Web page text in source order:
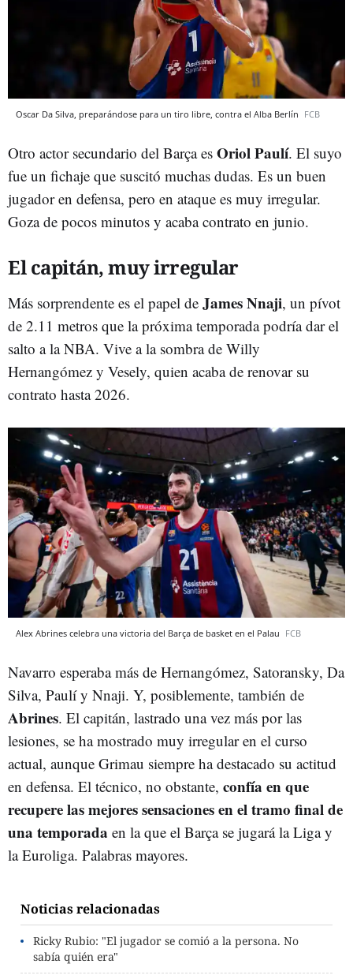
Oscar Da Silva, preparándose para un tiro libre, contra el Alba Berlín FCB
Otro actor secundario del Barça es Oriol Paulí. El suyo
fue un fichaje que suscitó muchas dudas. Es un buen
jugador en defensa, pero en ataque es muy irregular.
Goza de pocos minutos y acaba contrato en junio.
El capitán, muy irregular
Más sorprendente es el papel de James Nnaji, un pívot
de 2.11 metros que la próxima temporada podría dar el
salto a la NBA. Vive a la sombra de Willy
Hernangómez y Vesely, quien acaba de renovar su
contrato hasta 2026.
Alex Abrines celebra una victoria del Barça de basket en el Palau FCB
Navarro esperaba más de Hernangómez, Satoransky, Da
Silva, Paulí y Nnaji. Y, posiblemente, también de
Abrines. El capitán, lastrado una vez más por las
lesiones, se ha mostrado muy irregular en el curso
actual, aunque Grimau siempre ha destacado su actitud
en defensa. El técnico, no obstante, confía en que
recupere las mejores sensaciones en el tramo final de
una temporada en la que el Barça se jugará la Liga y
la Euroliga. Palabras mayores.
Noticias relacionadas
Ricky Rubio: "El jugador se comió a la persona. No
sabía quién era"